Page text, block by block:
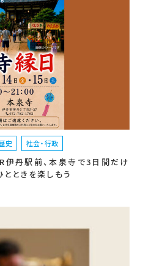
史 社会・行政
伊丹駅前、本泉寺で3日間だけ
ときを楽しもう